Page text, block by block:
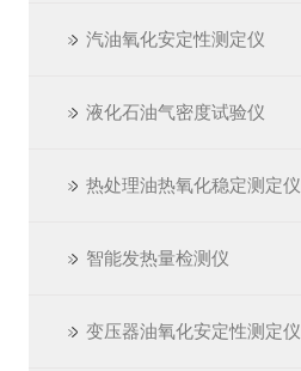
汽油氧化安定性测定仪
液化石油气密度试验仪
热处理油热氧化稳定测定仪
智能发热量检测仪
变压器油氧化安定性测定仪